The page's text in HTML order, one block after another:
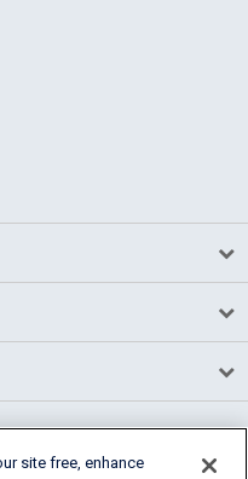
site free, enhance